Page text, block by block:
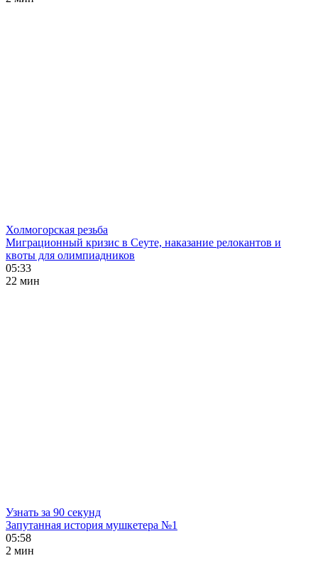
Холмогорская резьба
Миграционный кризис в Сеуте, наказание релокантов и
квоты для олимпиадников
05:33
22 мин
Узнать за 90 секунд
Запутанная история мушкетера №1
05:58
2 мин